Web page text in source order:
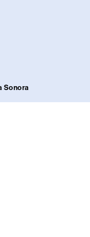
Sonora